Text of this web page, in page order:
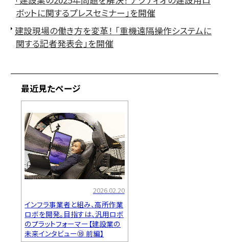
ボットに関するプレスセミナー」を開催
建設現場の働き方を変革！ 「重機遠隔操作システムに
関する記者発表会」を開催
最近見たページ
2026.02.20
インフラ事業者と組み、高所作業
ロボを開発。目指すは、汎用ロボ
のプラットフォーマー【建設業の
未来インタビュー⑱ 前編】